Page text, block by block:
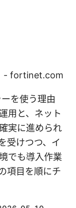
- fortinet.com
を使う理由
用と、ネット
実に進められ
受けつつ、イ
でも導入作業
項目を順にチ